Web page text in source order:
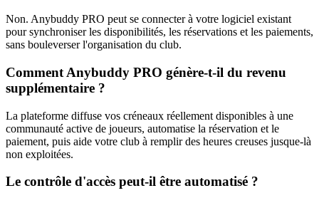
Non. Anybuddy PRO peut se connecter à votre logiciel existant
pour synchroniser les disponibilités, les réservations et les paiements,
sans bouleverser l'organisation du club.
Comment Anybuddy PRO génère-t-il du revenu
supplémentaire ?
La plateforme diffuse vos créneaux réellement disponibles à une
communauté active de joueurs, automatise la réservation et le
paiement, puis aide votre club à remplir des heures creuses jusque-là
non exploitées.
Le contrôle d'accès peut-il être automatisé ?